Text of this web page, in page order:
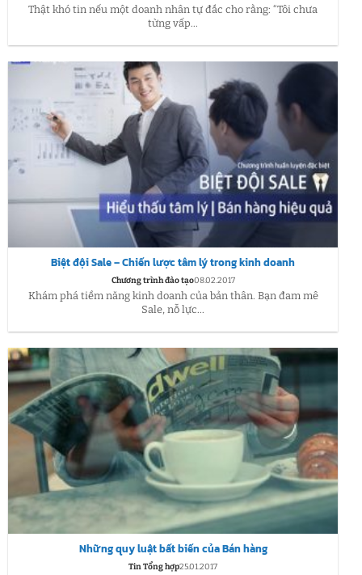
Thật khó tin nếu một doanh nhân tự đắc cho rằng: “Tôi chưa
từng vấp...
Biệt đội Sale – Chiến lược tâm lý trong kinh doanh
Chương trình đào tạo08.02.2017
Khám phá tiềm năng kinh doanh của bản thân. Bạn đam mê
Sale, nỗ lực...
Những quy luật bất biến của Bán hàng
Tin Tổng hợp25.01.2017